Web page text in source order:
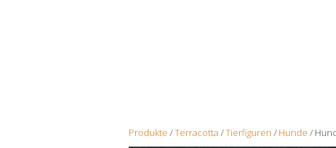
Produkte /Terracotta /Tierfiguren / Hunde /